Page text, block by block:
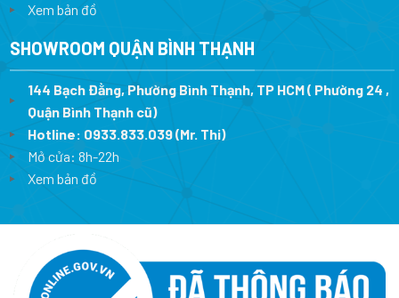
Xem bản đồ
SHOWROOM QUẬN BÌNH THẠNH
144 Bạch Đằng, Phường Bình Thạnh, TP HCM ( Phường 24 ,
Quận Bình Thạnh cũ)
Hotline: 0933.833.039(Mr. Thi)
Mở cửa: 8h-22h
Xem bản đồ